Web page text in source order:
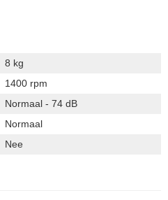
8 kg
1400 rpm
Normaal - 74 dB
Normaal
Nee